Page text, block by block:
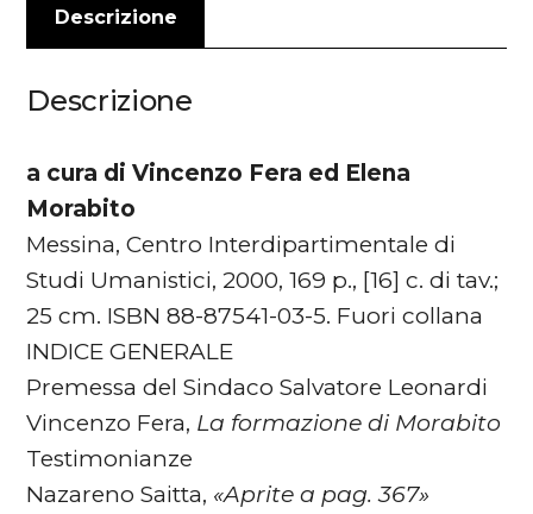
Descrizione
Descrizione
a cura di Vincenzo Fera ed Elena
Morabito
Messina, Centro Interdipartimentale di
Studi Umanistici, 2000, 169 p., [16] c. di tav.;
25 cm. ISBN 88-87541-03-5. Fuori collana
INDICE GENERALE
Premessa del Sindaco Salvatore Leonardi
Vincenzo Fera, La formazione di Morabito
Testimonianze
Nazareno Saitta, «Aprite a pag. 367»